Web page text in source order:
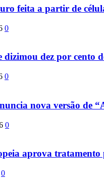
feita a partir de
0
dizimou dez por cento
0
nova versão de
0
aprova
0